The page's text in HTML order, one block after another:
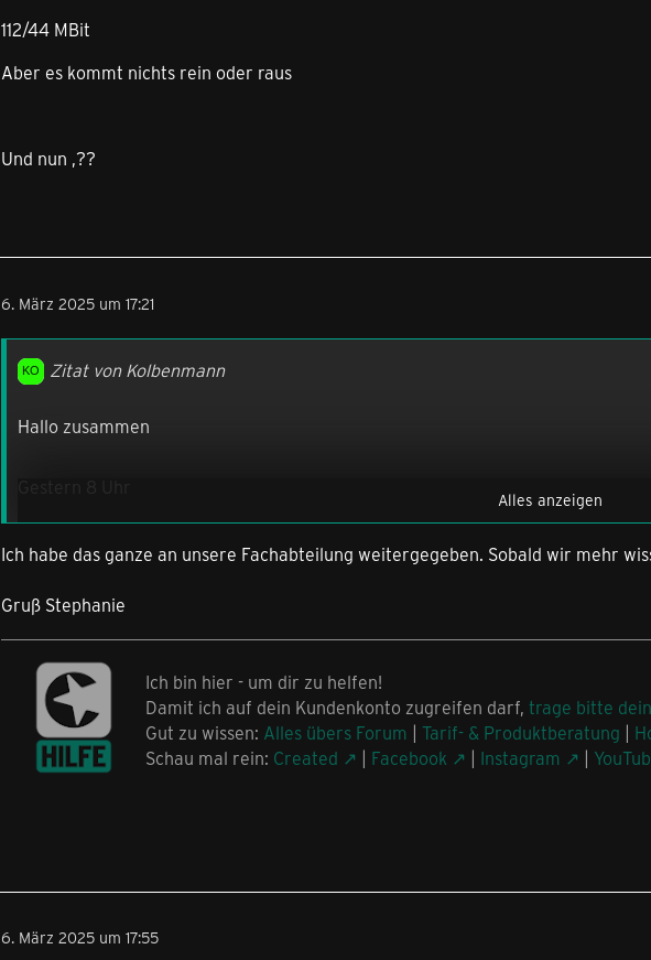
112/44 MBit
Aber es kommt nichts rein oder raus
Und nun ,??
6. März 2025 um 17:21
Zitat von Kolbenmann
Hallo zusammen
Techniker im Haus gehabt
Von Telekom 50mbit (16 Jahte keine Störung/,Ausfall)
Auf congstar 100mbit
Dann Fritzbox eingerichtet
Alles anzeigen
Ich habe das ganze an unsere Fachabteilung weitergegeben. Sobald wir mehr
Gruß Stephanie
Ich bin hier - um dir zu helfen!
Damit ich auf dein Kundenkonto zugreifen darf, trage bitte
Gut zu wissen: Alles übers Forum | Tarif- & Produktberatung |
Schau mal rein: Created | Facebook | Instagram |
6. März 2025 um 17:55